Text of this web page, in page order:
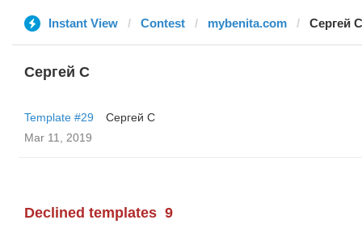
Instant View Contest mybenita.com Сергей С
Сергей С
Template #29
Сергей С
Mar 11, 2019
Declined templates 9